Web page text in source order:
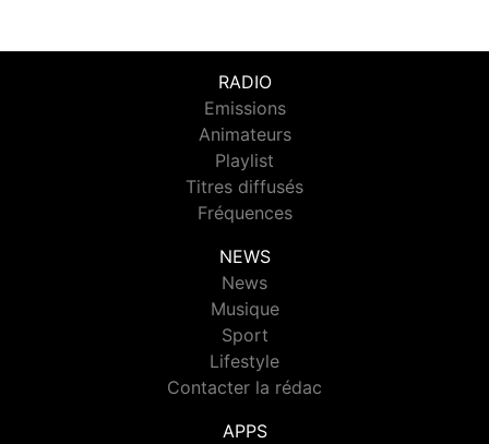
RADIO
Emissions
Animateurs
Playlist
Titres diffusés
Fréquences
NEWS
News
Musique
Sport
Lifestyle
Contacter la rédac
APPS